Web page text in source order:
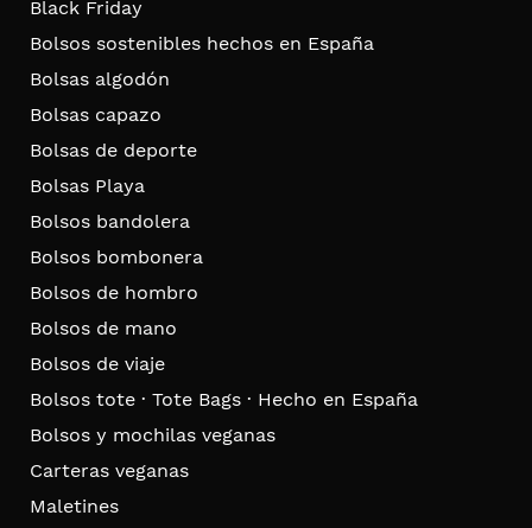
Black Friday
Bolsos sostenibles hechos en España
Bolsas algodón
Bolsas capazo
Bolsas de deporte
Bolsas Playa
Bolsos bandolera
Bolsos bombonera
Bolsos de hombro
Bolsos de mano
Bolsos de viaje
Bolsos tote · Tote Bags · Hecho en España
Bolsos y mochilas veganas
Carteras veganas
Maletines